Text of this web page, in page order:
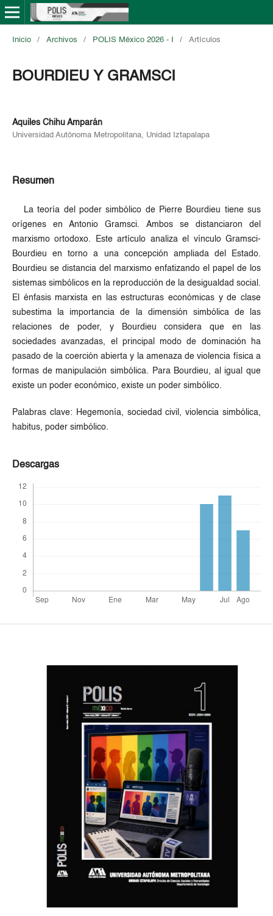
Inicio / Archivos / POLIS México 2026 - I / Artículos
BOURDIEU Y GRAMSCI
Aquiles Chihu Amparán
Universidad Autónoma Metropolitana, Unidad Iztapalapa
Resumen
La teoría del poder simbólico de Pierre Bourdieu tiene sus
orígenes en Antonio Gramsci. Ambos se distanciaron del
marxismo ortodoxo. Este artículo analiza el vínculo Gramsci-
Bourdieu en torno a una concepción ampliada del Estado.
Bourdieu se distancia del marxismo enfatizando el papel de los
sistemas simbólicos en la reproducción de la desigualdad social.
El énfasis marxista en las estructuras económicas y de clase
subestima la importancia de la dimensión simbólica de las
relaciones de poder, y Bourdieu considera que en las
sociedades avanzadas, el principal modo de dominación ha
pasado de la coerción abierta y la amenaza de violencia física a
formas de manipulación simbólica. Para Bourdieu, al igual que
existe un poder económico, existe un poder simbólico.
Palabras clave: Hegemonía, sociedad civil, violencia simbólica,
habitus, poder simbólico.
Descargas